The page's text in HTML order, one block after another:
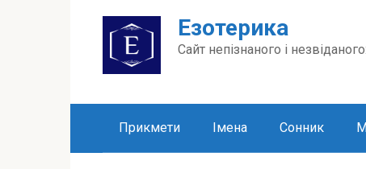
Езотерика
Сайт непізнаного і
Прикмети Імена Сонник